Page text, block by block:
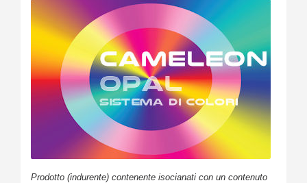
Prodotto (indurente) contenente isocianati con un contenuto